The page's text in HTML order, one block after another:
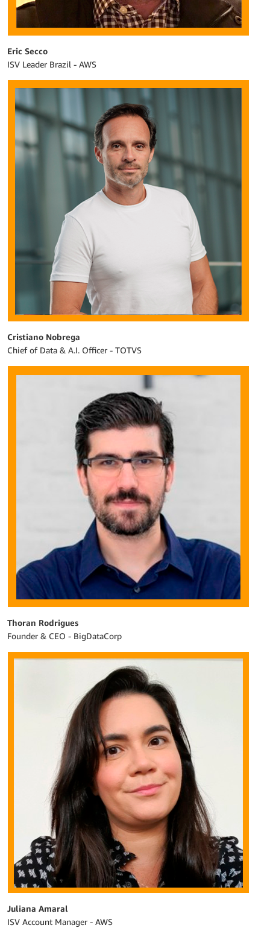
Eric Secco
ISV Leader Brazil - AWS
Cristiano Nobrega
Chief of Data & A.I. Officer - TOTVS
Thoran Rodrigues
Founder & CEO - BigDataCorp
Juliana Amaral
ISV Account Manager - AWS